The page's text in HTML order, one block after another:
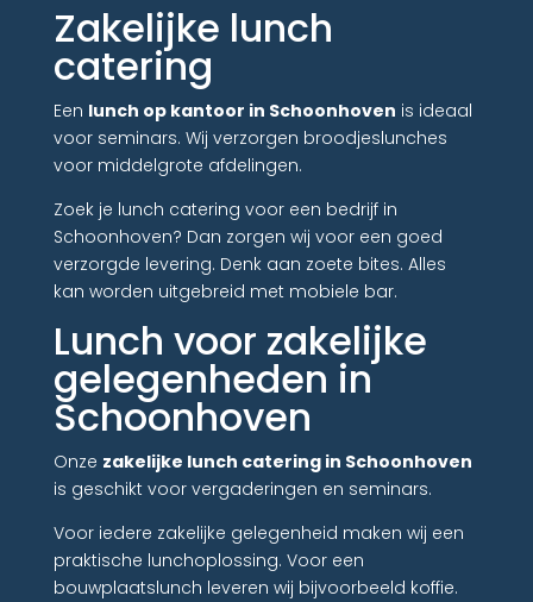
Zakelijke lunch
catering
Een lunch op kantoor in Schoonhoven is ideaal
voor seminars. Wij verzorgen broodjeslunches
voor middelgrote afdelingen.
Zoek je lunch catering voor een bedrijf in
Schoonhoven? Dan zorgen wij voor een goed
verzorgde levering. Denk aan zoete bites. Alles
kan worden uitgebreid met mobiele bar.
Lunch voor zakelijke
gelegenheden in
Schoonhoven
Onze zakelijke lunch catering in Schoonhoven
is geschikt voor vergaderingen en seminars.
Voor iedere zakelijke gelegenheid maken wij een
praktische lunchoplossing. Voor een
bouwplaatslunch leveren wij bijvoorbeeld koffie.